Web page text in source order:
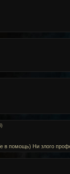
в помощь) Ни злого